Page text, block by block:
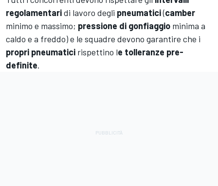
regolamentaridi lavoro degli pneumatici(camber
minimo e massimo; pressione di gonfiaggio minima a
caldo e a freddo) e le squadre devono garantire che i
propri pneumatici rispettino le tolleranze pre-
definite.